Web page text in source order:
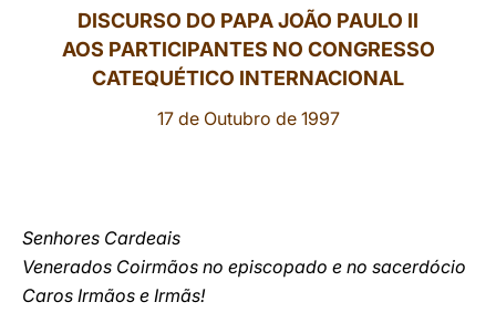
DISCURSO DO PAPA JOÃO PAULO II
AOS PARTICIPANTES NO CONGRESSO
CATEQUÉTICO INTERNACIONAL
17 de Outubro de 1997
Senhores Cardeais
Venerados Coirmãos no episcopado e no sacerdócio
Caros Irmãos e Irmãs!